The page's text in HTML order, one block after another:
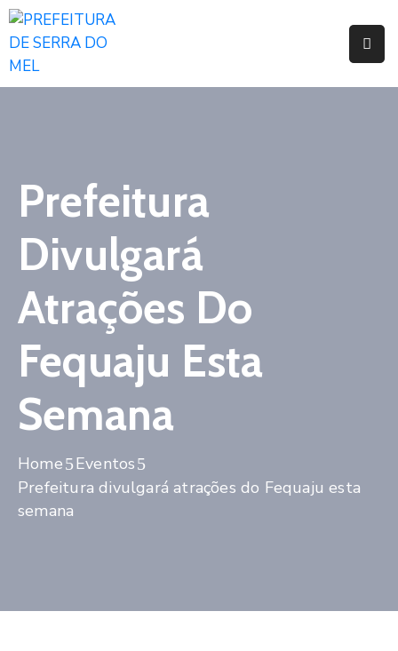
Orgãos
Legislação
Responsabilidade
Fiscal
Transparência
LGPD
LAI
Prefeitura
Divulgará
Atrações Do
Fequaju Esta
Semana
Home
Eventos
Prefeitura divulgará atrações do Fequaju esta
semana